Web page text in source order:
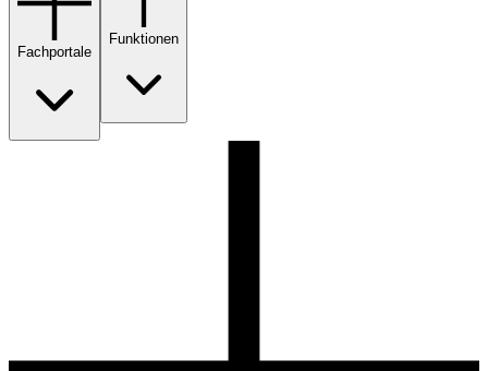
Fachportale
Funktionen